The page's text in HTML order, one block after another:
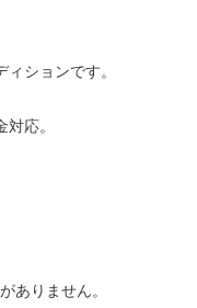
ションです。
応。
りません。